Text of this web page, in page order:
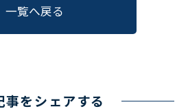
一覧へ戻る
事をシェアする